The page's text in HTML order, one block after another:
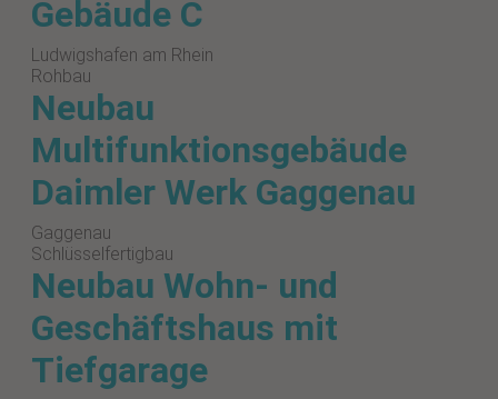
Gebäude C
Ludwigshafen am Rhein
Rohbau
Neubau
Multifunktionsgebäude
Daimler Werk Gaggenau
Gaggenau
Schlüsselfertigbau
Neubau Wohn- und
Geschäftshaus mit
Tiefgarage